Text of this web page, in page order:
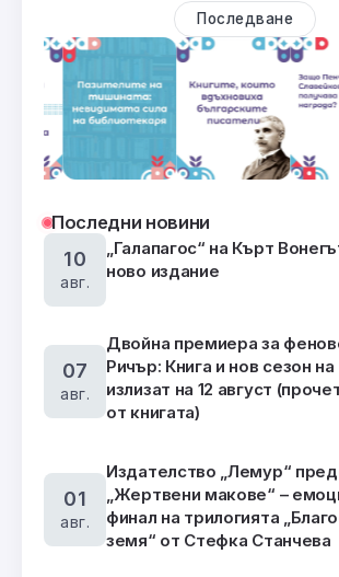
Последване
Последни новини
10
авг.
„Галапагос“ на Кърт
ново издание
07
авг.
Двойна премиера за
Ричър: Книга и нов сезон
излизат на 12 август
от книгата)
01
авг.
Издателство „Лемур“
„Жертвени макове“ –
финал на трилогията
земя“ от Стефка Станчева